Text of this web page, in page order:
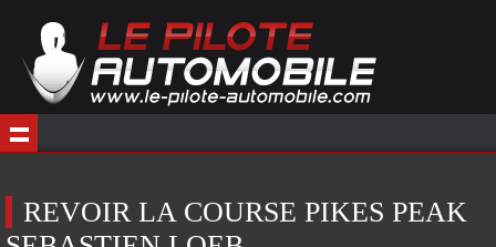
REVOIR LA COURSE PIKES PEAK